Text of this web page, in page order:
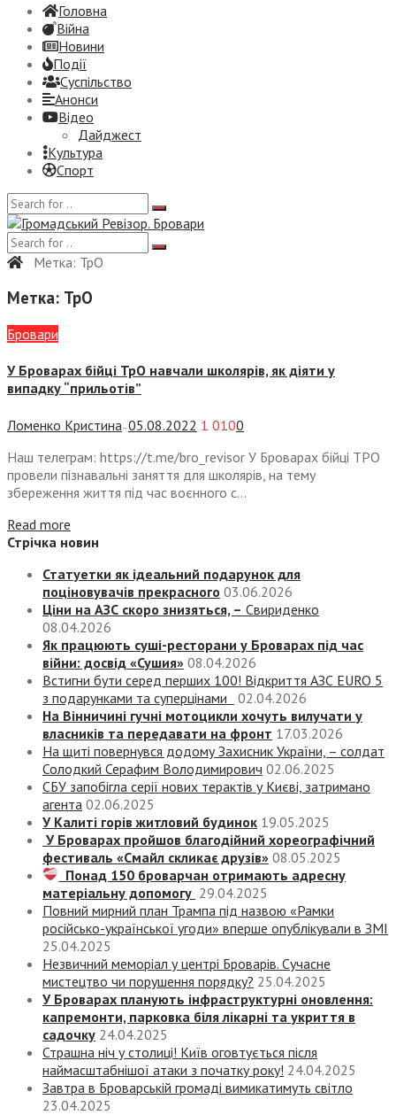
Головна
Війна
Новини
Події
Суспiльство
Анонси
Відео
Дайджест
Культура
Спорт
Метка: ТрО
Метка: ТрО
Бровари
У Броварах бійці ТрО навчали школярів, як діяти у
випадку “прильотів”
Ломенко Кристина —05.08.2022 1 0100
Наш телеграм: https://t.me/bro_revisor У Броварах бійці ТРО
провели пізнавальні заняття для школярів, на тему
збереження життя під час воєнного с...
Read more
Стрічка новин
Статуетки як ідеальний подарунок для
поціновувачів прекрасного 03.06.2026
Ціни на АЗС скоро знизяться, – Свириденко
08.04.2026
Як працюють суші-ресторани у Броварах під час
війни: досвід «Сушия» 08.04.2026
Встигни бути серед перших 100! Відкриття АЗС EURO 5
з подарунками та суперцінами
02.04.2026
На Вінничині гучні мотоцикли хочуть вилучати у
власників та передавати на фронт 17.03.2026
На щиті повернувся додому Захисник України, – солдат
Солодкий Серафим Володимирович 02.06.2025
СБУ запобігла серії нових терактів у Києві, затримано
агента 02.06.2025
У Калиті горів житловий будинок 19.05.2025
У Броварах пройшов благодійний хореографічний
фестиваль «Смайл скликає друзів» 08.05.2025
Понад 150 броварчан отримають адресну
матеріальну допомогу 29.04.2025
Повний мирний план Трампа під назвою «‎Рамки
російсько-української угоди» вперше опублікували в ЗМІ
25.04.2025
Незвичний меморіал у центрі Броварів. Сучасне
мистецтво чи порушення порядку? 25.04.2025
У Броварах планують інфраструктурні оновлення:
капремонти, парковка біля лікарні та укриття в
садочку 24.04.2025
Страшна ніч у столиці! Київ оговтується після
наймасштабнішої атаки з початку року! 24.04.2025
Завтра в Броварській громаді вимикатимуть світло
23.04.2025